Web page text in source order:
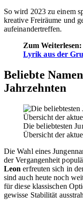
So wird 2023 zu einem
kreative Freiräume und
aufeinandertreffen.
Zum
Lyrik aus der
Beliebte
Jahrzehnten
Die beliebtesten
Übersicht der
Die Wahl eines
der Vergangenheit
Leon erfreuten sich in
sind auch heute noch
für diese klassischen
gewisse Stabilität